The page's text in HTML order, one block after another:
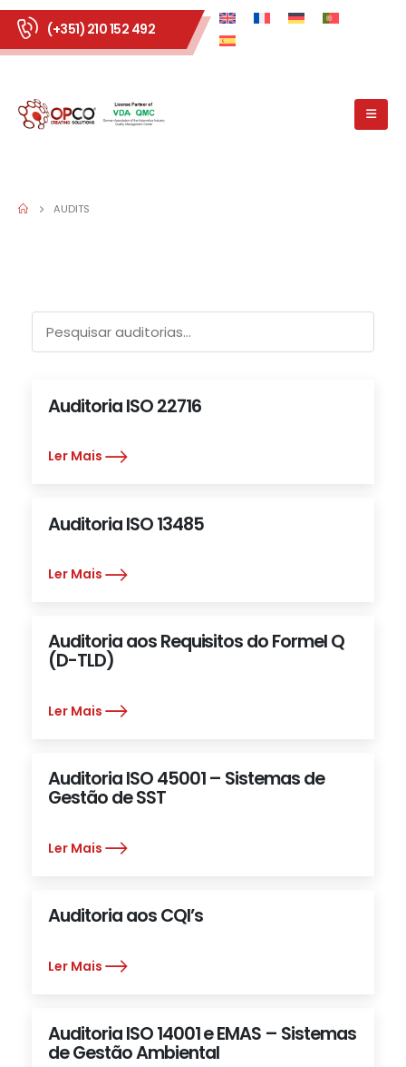
(+351) 210 152 492
AUDITS
Auditoria ISO 22716
Ler Mais
Auditoria ISO 13485
Ler Mais
Auditoria aos Requisitos do Formel Q
(D-TLD)
Ler Mais
Auditoria ISO 45001 – Sistemas de
Gestão de SST
Ler Mais
Auditoria aos CQI’s
Ler Mais
Auditoria ISO 14001 e EMAS – Sistemas
de Gestão Ambiental